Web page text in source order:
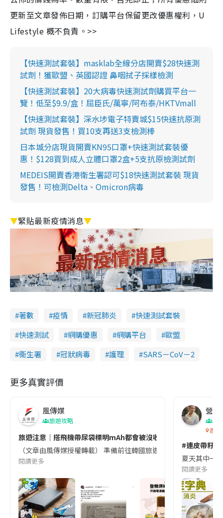
更新至文章發佈日期，訂購平台保留更改優惠權利，U
Lifestyle 概不負責。>>
【快速測試套裝】masklab全線分店開賣$28快速測
試劑！獲歐盟、英國認證 鼻咽拭子採樣檢測
【快速測試套裝】20大病毒快速測試劑購買平台一
覽！低至$9.9/盒！屈臣氏/萬寧/阿布泰/HKTVmall
【快速測試套裝】深水埗電子特賣城$15快速抗原測
試劑 現貨發售！買10支再送3支檢測棒
日本城分店現貨開賣KN95口罩+快速測試套裝優
惠！$128買到成人立體口罩2盒+5支抗原檢測試劑
MEDEIS開賣香港衛生署認可$18快速測試套裝 現貨
發售！可檢測Delta、Omicron病毒
▼緊貼最新疫情消息▼
著數 疫情 新冠肺炎
快速測試套裝
快速測試
網購優惠 網購平台
歐盟
衞生署
冠狀病毒 護理 SARS－CoV－2
更多真實評價
風傳媒
旅遊攻略
旅遊注意｜搭飛機帶尿袋標明mAh都會被沒收😱出發前切記檢查
（文章由風傳媒授權轉載） 準備前往韓國旅遊的民眾，近期要
閱讀更多
營養
香港
#連皮帶籽
夏天其中一
閱讀更多